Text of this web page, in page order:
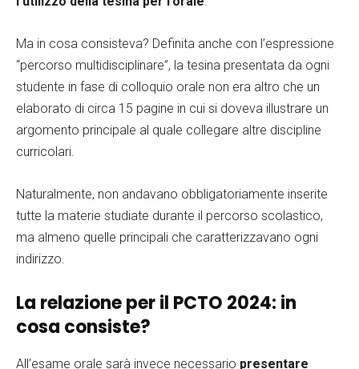
Ma in cosa consisteva? Definita anche con l’espressione
“percorso multidisciplinare”, la tesina presentata da ogni
studente in fase di colloquio orale non era altro che un
elaborato di circa 15 pagine in cui si doveva illustrare un
argomento principale al quale collegare altre discipline
curricolari.
Naturalmente, non andavano obbligatoriamente inserite
tutte la materie studiate durante il percorso scolastico,
ma almeno quelle principali che caratterizzavano ogni
indirizzo.
La relazione per il PCTO 2024: in
cosa consiste?
All’esame orale sarà invece necessario presentare